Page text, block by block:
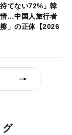
てない72%」韓
…中国人旅行者
」の正体【2026